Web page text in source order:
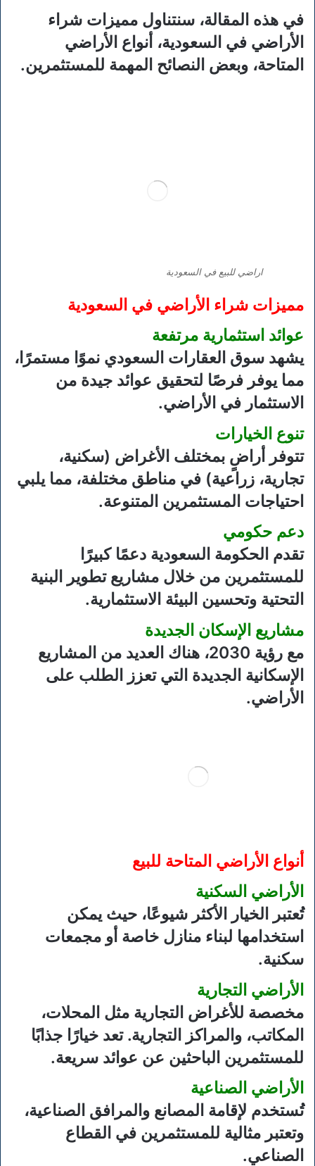
في هذه المقالة، سنتناول مميزات شراء
الأراضي في السعودية، أنواع الأراضي
المتاحة، وبعض النصائح المهمة للمستثمرين.
اراضي للبيع في السعودية
مميزات شراء الأراضي في السعودية
عوائد استثمارية مرتفعة
يشهد سوق العقارات السعودي نموًا مستمرًا،
مما يوفر فرصًا لتحقيق عوائد جيدة من
الاستثمار في الأراضي.
تنوع الخيارات
تتوفر أراضٍ بمختلف الأغراض (سكنية،
تجارية، زراعية) في مناطق مختلفة، مما يلبي
احتياجات المستثمرين المتنوعة.
دعم حكومي
تقدم الحكومة السعودية دعمًا كبيرًا
للمستثمرين من خلال مشاريع تطوير البنية
التحتية وتحسين البيئة الاستثمارية.
مشاريع الإسكان الجديدة
مع رؤية 2030، هناك العديد من المشاريع
الإسكانية الجديدة التي تعزز الطلب على
الأراضي.
أنواع الأراضي المتاحة للبيع
الأراضي السكنية
تُعتبر الخيار الأكثر شيوعًا، حيث يمكن
استخدامها لبناء منازل خاصة أو مجمعات
سكنية.
الأراضي التجارية
مخصصة للأغراض التجارية مثل المحلات،
المكاتب، والمراكز التجارية. تعد خيارًا جذابًا
للمستثمرين الباحثين عن عوائد سريعة.
الأراضي الصناعية
تُستخدم لإقامة المصانع والمرافق الصناعية،
وتعتبر مثالية للمستثمرين في القطاع
الصناعي.